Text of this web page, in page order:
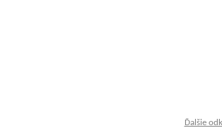
Ďalšie